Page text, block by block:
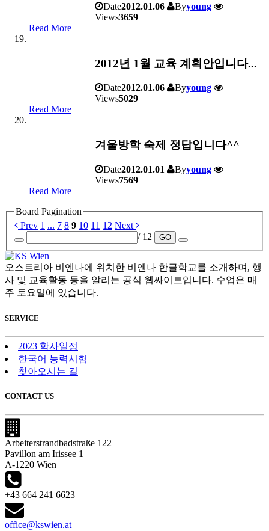
Date2012.01.06 Byyoung
Views3659
Read More
2012년 1월 교육 계획안입니다...
Date2012.01.06 Byyoung
Views5029
Read More
겨울방학 숙제 정답입니다^^
Date2012.01.01 Byyoung
Views7569
Read More
Board Pagination
Prev 1 ... 7 8 9 10 11 12 Next
/ 12
GO
오스트리아 비엔나에 위치한 비엔나 한글학교를 소개하며, 행
사 및 교육활동 등을 알리는 공식 웹싸이트입니다. 수업은 매
주 토요일에 있습니다.
SERVICE
2023 학사일정
한국어 능력시험
찾아오시는 길
CONTACT US
Arbeiterstrandbadstraße 122
Pavillon am Irissee 1
A-1220 Wien
+43 664 241 6623
office@kswien.at